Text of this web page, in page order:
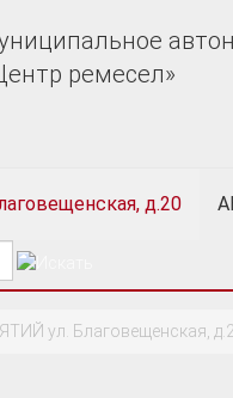
ремесел»
д.20
ул. Благовещенская,